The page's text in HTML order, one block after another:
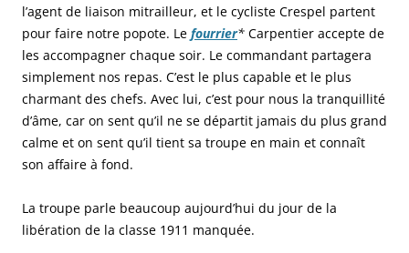
l’agent de liaison mitrailleur, et le cycliste Crespel partent
pour faire notre popote. Le fourrier* Carpentier accepte de
les accompagner chaque soir. Le commandant partagera
simplement nos repas. C’est le plus capable et le plus
charmant des chefs. Avec lui, c’est pour nous la tranquillité
d’âme, car on sent qu’il ne se départit jamais du plus grand
calme et on sent qu’il tient sa troupe en main et connaît
son affaire à fond.
La troupe parle beaucoup aujourd’hui du jour de la
libération de la classe 1911 manquée.